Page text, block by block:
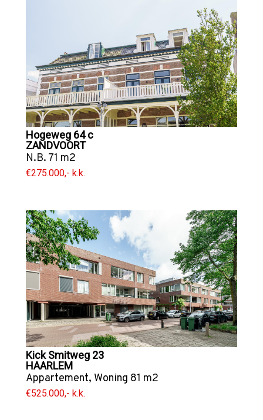
Hogeweg 64 c
ZANDVOORT
N.B. 71 m2
€275.000,- k.k.
Kick Smitweg 23
HAARLEM
Appartement, Woning 81 m2
€525.000,- k.k.